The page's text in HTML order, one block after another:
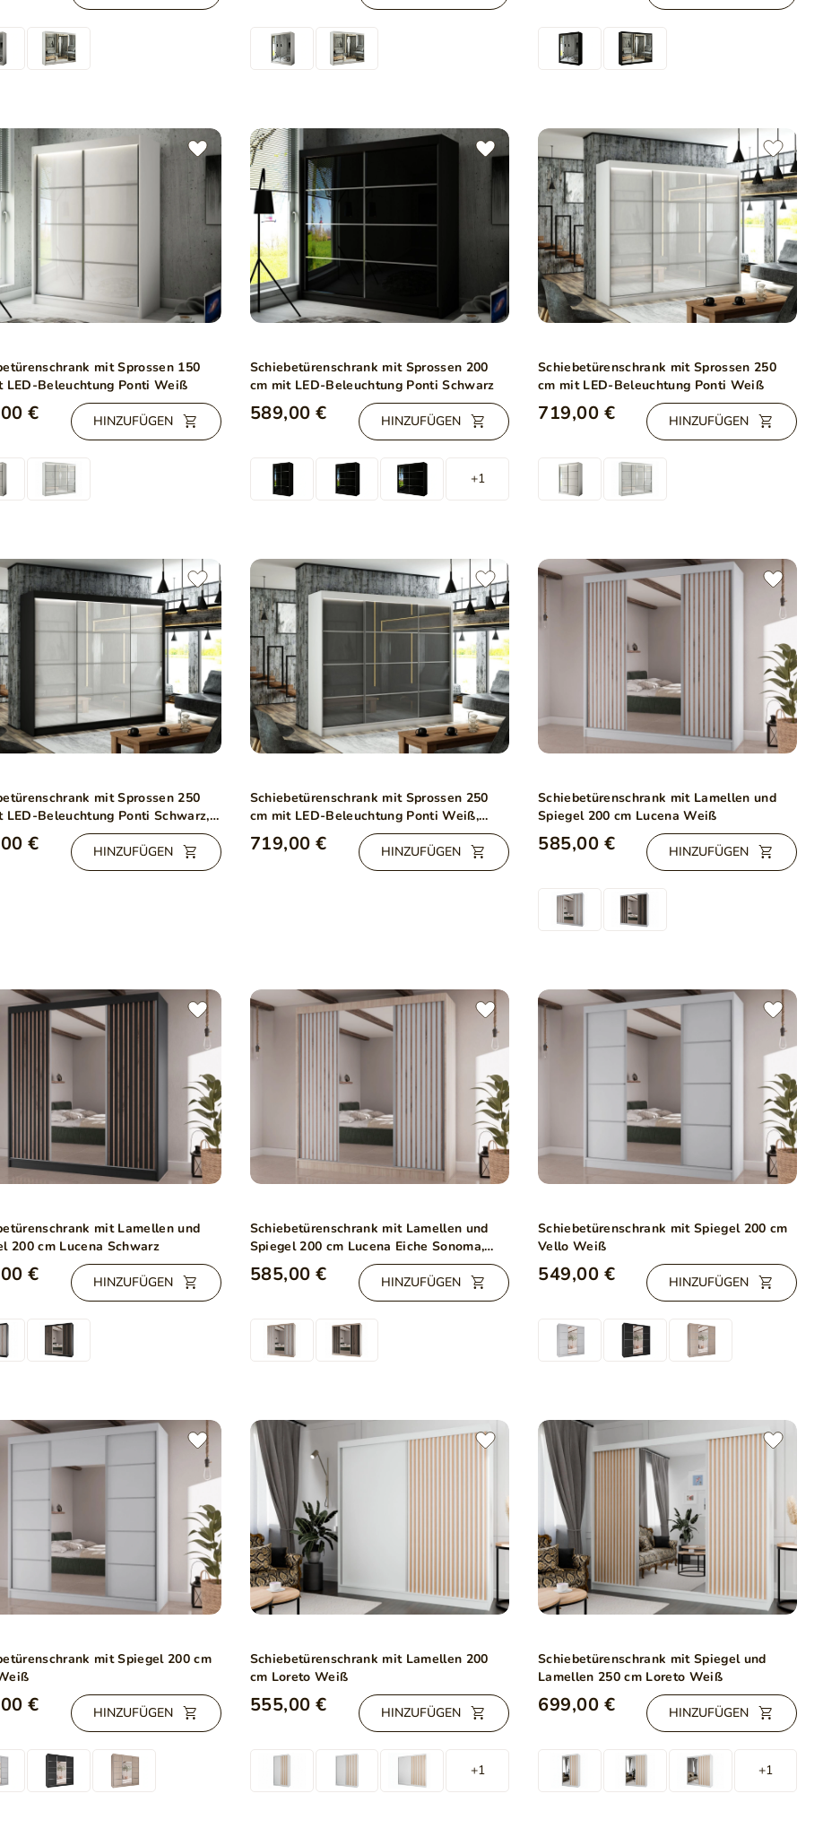
mit Sprossen 150
LED-Beleuchtung Ponti Weiß
€ HINZUFÜGEN
Schiebetürenschrank mit Sprossen 200
cm mit LED-Beleuchtung Ponti Schwarz
589,00 € HINZUFÜGEN
+1
Schiebetürenschrank mit Sprossen 250
cm mit LED-Beleuchtung Ponti Weiß
719,00 € HINZUFÜGEN
mit Sprossen 250
LED-Beleuchtung Ponti Schwarz,
€ HINZUFÜGEN
Schiebetürenschrank mit Sprossen 250
cm mit LED-Beleuchtung Ponti Weiß,
Grau
719,00 € HINZUFÜGEN
Schiebetürenschrank mit Lamellen und
Spiegel 200 cm Lucena Weiß
585,00 € HINZUFÜGEN
mit Lamellen und
200 cm Lucena Schwarz
€ HINZUFÜGEN
Schiebetürenschrank mit Lamellen und
Spiegel 200 cm Lucena Eiche Sonoma,
Weiß
585,00 € HINZUFÜGEN
Schiebetürenschrank mit Spiegel 200 cm
Vello Weiß
549,00 € HINZUFÜGEN
mit Spiegel 200 cm
€ HINZUFÜGEN
Schiebetürenschrank mit Lamellen 200
cm Loreto Weiß
555,00 € HINZUFÜGEN
+1
Schiebetürenschrank mit Spiegel und
Lamellen 250 cm Loreto Weiß
699,00 € HINZUFÜGEN
+1